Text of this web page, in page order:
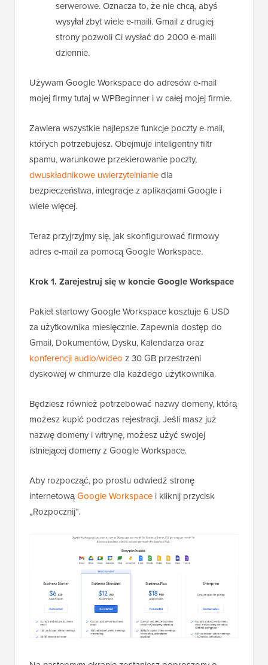
serwerowe. Oznacza to, że nie chcą, abyś
wysyłał zbyt wiele e-maili. Gmail z drugiej
strony pozwoli Ci wysłać do 2000 e-maili
dziennie.
Używam Google Workspace do adresów e-mail
mojej firmy tutaj w WPBeginner i w całej mojej firmie.
Zawiera wszystkie najlepsze funkcje poczty e-mail,
których potrzebujesz. Obejmuje inteligentny filtr
spamu, warunkowe przekierowanie poczty,
dwuskładnikowe uwierzytelnianiedla
bezpieczeństwa, integracje z aplikacjami Google i
wiele więcej.
Teraz przyjrzyjmy się, jak skonfigurować firmowy
adres e-mail za pomocą Google Workspace.
Krok 1. Zarejestruj się w koncie Google Workspace
Pakiet startowy Google Workspace kosztuje 6 USD
za użytkownika miesięcznie. Zapewnia dostęp do
Gmail, Dokumentów, Dysku, Kalendarza oraz
konferencji audio/wideo z 30 GB przestrzeni
dyskowej w chmurze dla każdego użytkownika.
Będziesz również potrzebować nazwy domeny, którą
możesz kupić podczas rejestracji. Jeśli masz już
nazwę domeny i witrynę, możesz użyć swojej
istniejącej domeny z Google Workspace.
Aby rozpocząć, po prostu odwiedź stronę
internetowąGoogle Workspace i kliknij przycisk
„Rozpocznij”.